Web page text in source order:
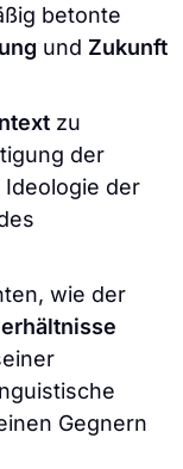
betonte
und Zukunft
zu
der
der
wie der
Gegnern